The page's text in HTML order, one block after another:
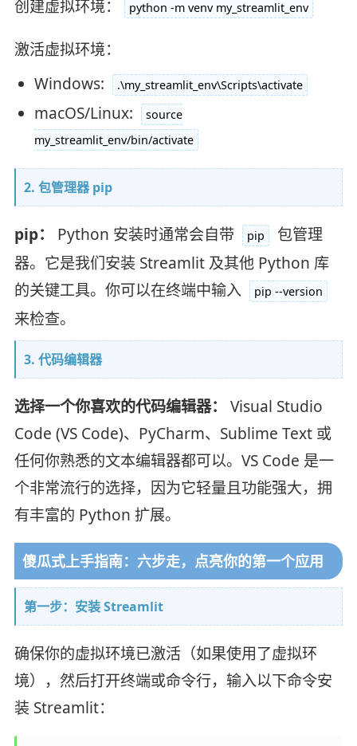
创建虚拟环境：
python -m venv my_streamlit_env
激活虚拟环境：
Windows:
.\my_streamlit_env\Scripts\activate
macOS/Linux:
source
my_streamlit_env/bin/activate
2. 包管理器 pip
pip： Python 安装时通常会自带 pip
包管理
器。它是我们安装 Streamlit 及其他 Python 库
的关键工具。你可以在终端中输入
pip --version
来检查。
3. 代码编辑器
选择一个你喜欢的代码编辑器：
Visual Studio
Code (VS Code)、PyCharm、Sublime Text 或
任何你熟悉的文本编辑器都可以。VS Code 是一
个非常流行的选择，因为它轻量且功能强大，拥
有丰富的 Python 扩展。
傻瓜式上手指南：六步走，点亮你的第一个应用
第一步：安装 Streamlit
确保你的虚拟环境已激活（如果使用了虚拟环
境），然后打开终端或命令行，输入以下命令安
装 Streamlit：